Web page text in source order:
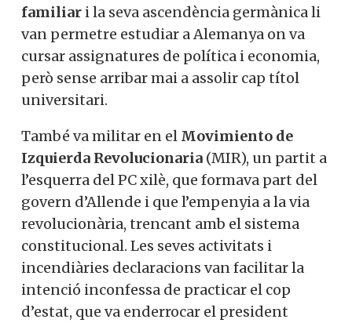
familiar i la seva ascendència germànica li
van permetre estudiar a Alemanya on va
cursar assignatures de política i economia,
però sense arribar mai a assolir cap títol
universitari.
També va militar en el Movimiento de
Izquierda Revolucionaria (MIR), un partit a
l’esquerra del PC xilè, que formava part del
govern d’Allende i que l’empenyia a la via
revolucionària, trencant amb el sistema
constitucional. Les seves activitats i
incendiàries declaracions van facilitar la
intenció inconfessa de practicar el cop
d’estat, que va enderrocar el president